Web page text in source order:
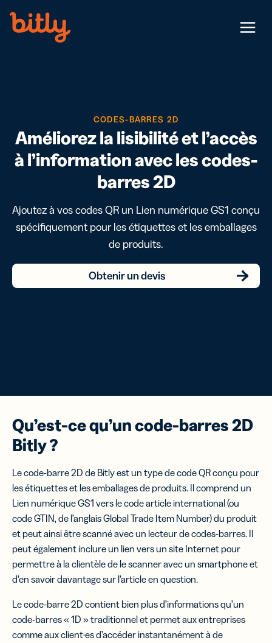
Menu
CODES-BARRES 2D
Améliorez la lisibilité et l’accès
à l’information avec les codes-
barres 2D
Ajoutez à vos codes QR un Lien numérique GS1 conçu
spécifiquement pour les étiquettes et les emballages
de produits.
Obtenir un devis
Qu’est-ce qu’un code-barres 2D
Bitly ?
Le code-barre 2D de Bitly est un type de code QR conçu pour
les étiquettes et les emballages de produits. Il comprend un
Lien numérique GS1 vers le code article international (ou
code GTIN, de l’anglais Global Trade Item Number) du produit
et peut ainsi être scanné avec un lecteur de codes-barres. Il
peut également inclure un lien vers un site Internet pour
permettre à la clientèle de le scanner avec un smartphone et
d’en savoir davantage sur l’article en question.
Le code-barre 2D contient bien plus d’informations qu’un
code-barres « 1D » traditionnel et permet aux entreprises
comme aux client·es d’accéder instantanément à de